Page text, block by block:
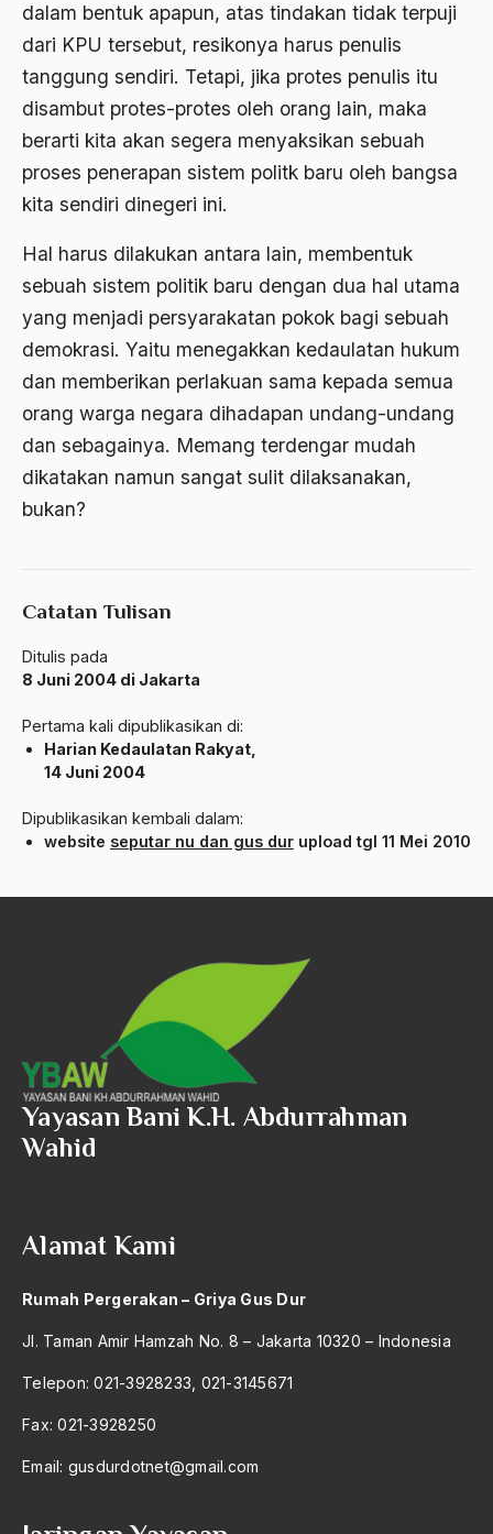
dalam bentuk apapun, atas tindakan tidak terpuji
dari KPU tersebut, resikonya harus penulis
tanggung sendiri. Tetapi, jika protes penulis itu
disambut protes-protes oleh orang lain, maka
berarti kita akan segera menyaksikan sebuah
proses penerapan sistem politk baru oleh bangsa
kita sendiri dinegeri ini.
Hal harus dilakukan antara lain, membentuk
sebuah sistem politik baru dengan dua hal utama
yang menjadi persyarakatan pokok bagi sebuah
demokrasi. Yaitu menegakkan kedaulatan hukum
dan memberikan perlakuan sama kepada semua
orang warga negara dihadapan undang-undang
dan sebagainya. Memang terdengar mudah
dikatakan namun sangat sulit dilaksanakan,
bukan?
Catatan Tulisan
Ditulis pada
8 Juni 2004 di Jakarta
Pertama kali dipublikasikan di:
Harian Kedaulatan Rakyat,
14 Juni 2004
Dipublikasikan kembali dalam:
website seputar nu dan gus dur upload tgl 11 Mei 2010
Allah
Alternatif Moral
Alternatif Nilai
Alvin W. Gouldner
Amangkurat
Amar Ma'ruf Nahi Munkar
Ambivalen
ambon
amerika latin
amerika serikat
Amien Rais
Amir
Amir Syakib Arsalan
Amirn Rais
Anak ibrahim
Andi Mallarangeng
Angkatan Laut AS
Ansor
Antara Keyakinan dan Keuletan
Anti Kekerasan
antroposentrisme
Yayasan Bani K.H. Abdurrahman
Wahid
Alamat Kami
Rumah Pergerakan – Griya Gus Dur
Jl. Taman Amir Hamzah No. 8 – Jakarta 10320 – Indonesia
Telepon: 021-3928233, 021-3145671
Fax: 021-3928250
Email: gusdurdotnet@gmail.com